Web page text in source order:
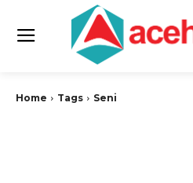
Home Tags Seni